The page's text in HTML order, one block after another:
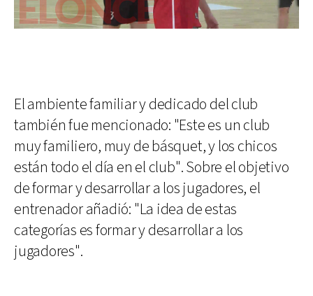
El ambiente familiar y dedicado del club
también fue mencionado: "Este es un club
muy familiero, muy de básquet, y los chicos
están todo el día en el club". Sobre el objetivo
de formar y desarrollar a los jugadores, el
entrenador añadió: "La idea de estas
categorías es formar y desarrollar a los
jugadores".